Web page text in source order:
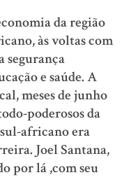
da região
às voltas com
segurança
e saúde. A
meses de junho
poderosos da
africano era
Joel Santana,
por lá ,com seu